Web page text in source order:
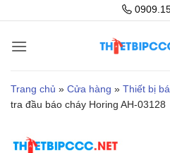
nội
Trang chủ » Cửa hàng » Thiết bị
tra đầu báo cháy Horing AH-03128